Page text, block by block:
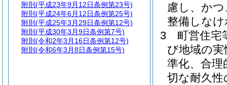
慮し、か
整備しな
3
町営住宅
び地域の
準化、合
切な耐久
附則 (平成23年9月12日条例第23号)
附則 (平成24年6月12日条例第25号)
附則 (平成25年3月29日条例第12号)
附則 (平成30年3月9日条例第7号)
附則 (令和2年3月16日条例第12号)
附則 (令和6年3月8日条例第15号)